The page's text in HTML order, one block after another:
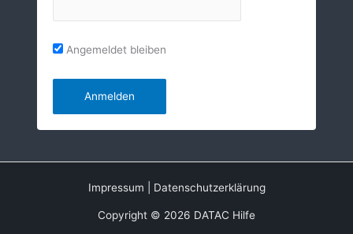
Angemeldet bleiben
Impressum Datenschutzerklärung
Copyright © 2026 DATAC Hilfe